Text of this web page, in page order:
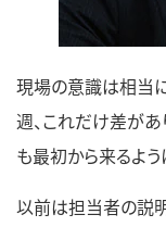
現場の意識は相当に
週、これだけ差があ
も最初から来るよう
以前は担当者の説